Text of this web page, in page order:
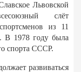
Львовской
слёт
из 11
В 1978 году была
спорта СССР.
развиваться